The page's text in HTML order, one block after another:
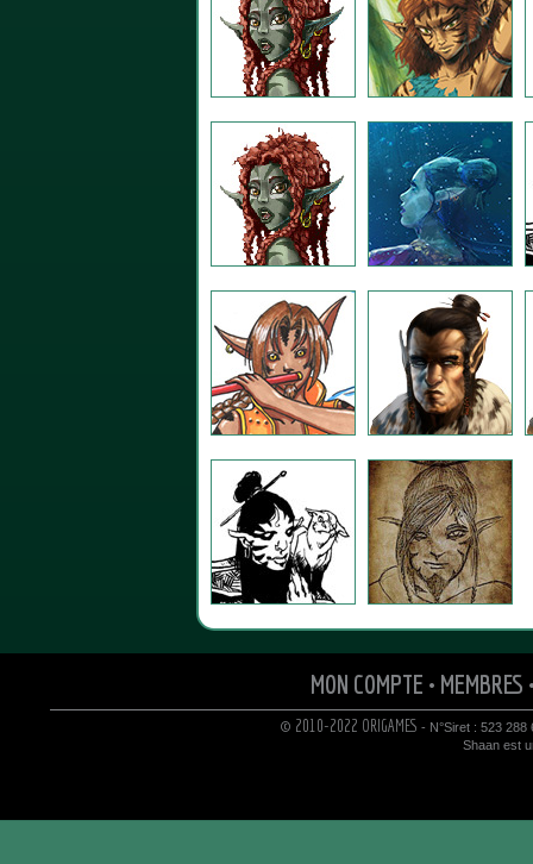
MON COMPTE • MEMBRES
© 2010-2022 ORIGAMES - N°Siret : 523 288
Shaan est